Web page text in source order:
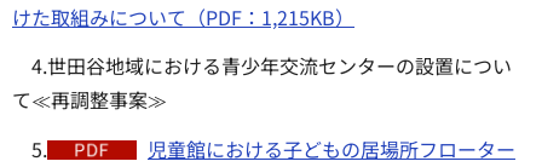
けた取組みについて（PDF：1,215KB）
4.世田谷地域における青少年交流センターの設置につい
て≪再調整事案≫
5.
児童館における子どもの居場所フローター